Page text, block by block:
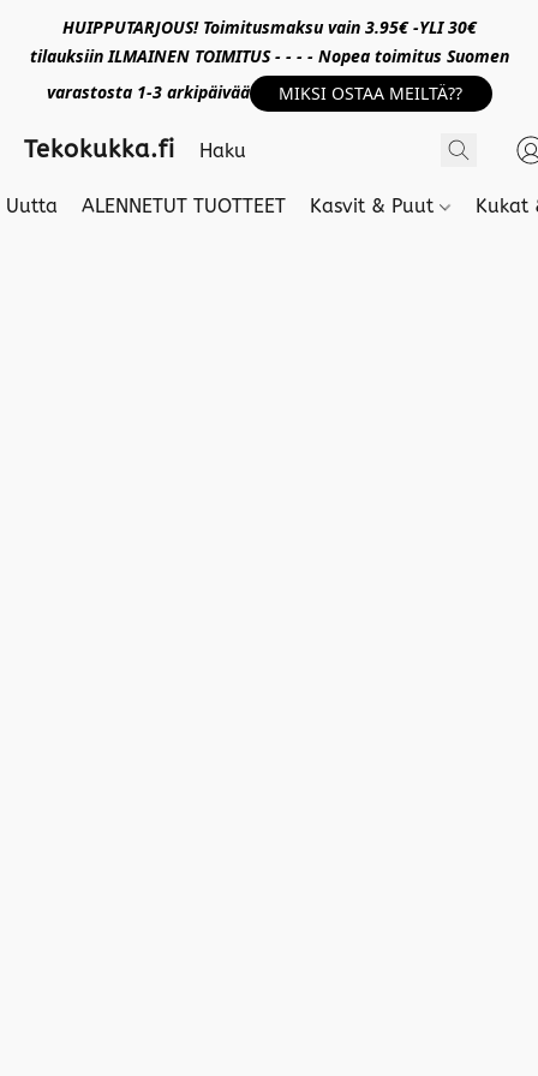
HUIPPUTARJOUS! Toimitusmaksu vain 3.95€ -YLI 30€
tilauksiin ILMAINEN TOIMITUS - - - - Nopea toimitus Suomen
varastosta 1-3 arkipäivää
MIKSI OSTAA MEILTÄ??
Tekokukka.fi
Uutta ALENNETUT TUOTTEET Kasvit & Puut Kukat